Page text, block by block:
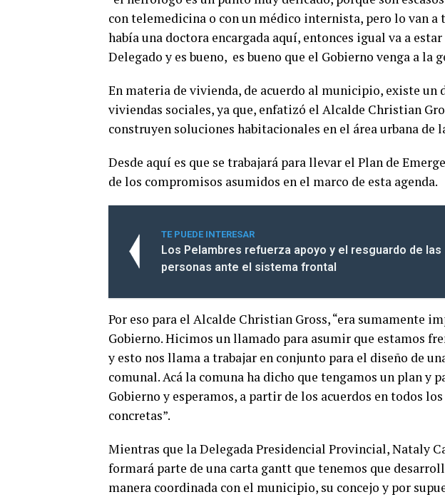
con telemedicina o con un médico internista, pero lo van a
había una doctora encargada aquí, entonces igual va a
Delegado y es bueno, es bueno que el Gobierno venga a la
En materia de vivienda, de acuerdo al municipio, existe un
viviendas sociales, ya que, enfatizó el Alcalde Christian
construyen soluciones habitacionales en el área urbana de
Desde aquí es que se trabajará para llevar el Plan de
de los compromisos asumidos en el marco de esta agenda.
TE PUEDE INTERESAR
Los Pelambres refuerza apoyo y el resguardo de las
personas ante el sistema frontal
Por eso para el Alcalde Christian Gross, “era sumamente
Gobierno. Hicimos un llamado para asumir que estamos
y esto nos llama a trabajar en conjunto para el diseño de
comunal. Acá la comuna ha dicho que tengamos un plan y
Gobierno y esperamos, a partir de los acuerdos en todos
concretas”.
Mientras que la Delegada Presidencial Provincial, Nataly
formará parte de una carta gantt que tenemos que
manera coordinada con el municipio, su concejo y por